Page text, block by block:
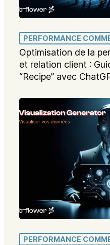
PERFORMANCE
Optimisation de la
et relation client :
“Recipe” avec
PERFORMANCE